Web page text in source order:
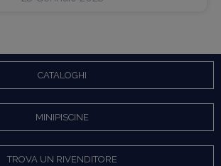
CATALOGHI
MINIPISCINE
TROVA UN RIVENDITORE